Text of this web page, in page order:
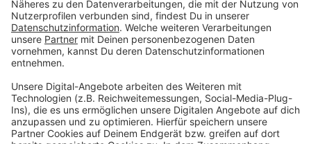
Firmenlauf. Den Abschluss macht um 19.30 Uhr der
Zehn-Kilometer-Lauf. Wer noch nicht angemeldet ist,
kann das noch tun — bis 60 Minuten vor dem jeweiligen
Start ist eine Online-Nachmeldung möglich. Dafür fällt
Bürgermeister Ludger Staymann läuft heute mit — er
ist selbst Mitglied der LG Alpen. Insgesamt 14
Anmeldungen kommen aus dem Rathaus. Wegen der
Läufe durch den Ortskern gibt es zwischen 18 und 21